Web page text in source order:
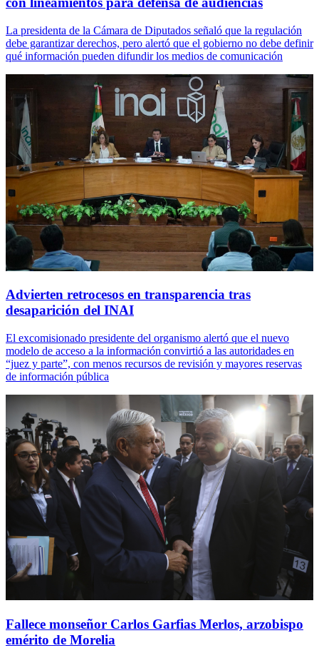
La presidenta de la Cámara de Diputados señaló que la regulación
debe garantizar derechos, pero alertó que el gobierno no debe definir
qué información pueden difundir los medios de comunicación
Advierten retrocesos en transparencia tras
desaparición del INAI
El excomisionado presidente del organismo alertó que el nuevo
modelo de acceso a la información convirtió a las autoridades en
“juez y parte”, con menos recursos de revisión y mayores reservas
de información pública
Fallece monseñor Carlos Garfias Merlos, arzobispo
emérito de Morelia